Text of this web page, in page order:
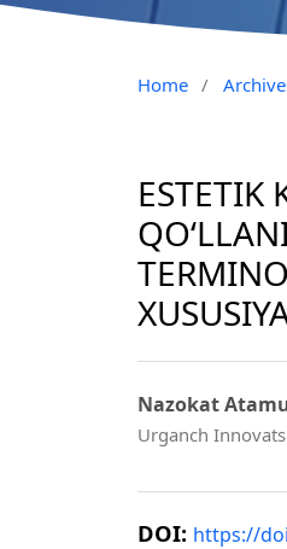
Home /
ESTETIK
Nazokat
Urganch
DOI: https://